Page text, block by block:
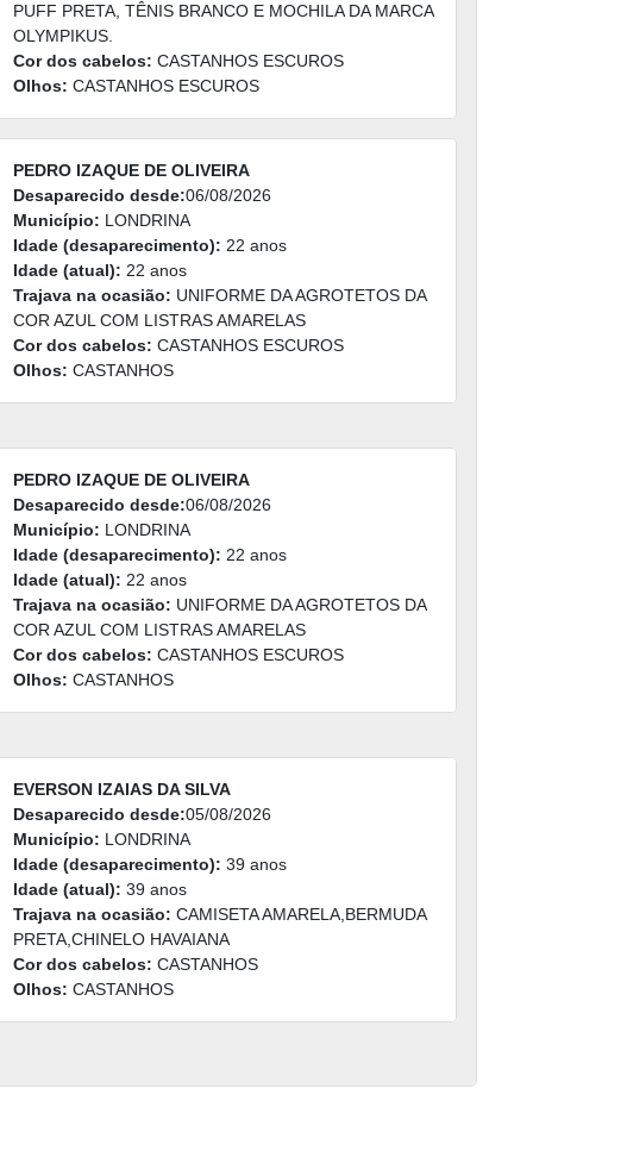
PUFF PRETA, TÊNIS BRANCO E MOCHILA DA MARCA
OLYMPIKUS.
Cor dos cabelos: CASTANHOS ESCUROS
Olhos: CASTANHOS ESCUROS
PEDRO IZAQUE DE OLIVEIRA
Desaparecido desde:06/08/2026
Município: LONDRINA
Idade (desaparecimento): 22 anos
Idade (atual): 22 anos
Trajava na ocasião: UNIFORME DA AGROTETOS DA
COR AZUL COM LISTRAS AMARELAS
Cor dos cabelos: CASTANHOS ESCUROS
Olhos: CASTANHOS
PEDRO IZAQUE DE OLIVEIRA
Desaparecido desde:06/08/2026
Município: LONDRINA
Idade (desaparecimento): 22 anos
Idade (atual): 22 anos
Trajava na ocasião: UNIFORME DA AGROTETOS DA
COR AZUL COM LISTRAS AMARELAS
Cor dos cabelos: CASTANHOS ESCUROS
Olhos: CASTANHOS
EVERSON IZAIAS DA SILVA
Desaparecido desde:05/08/2026
Município: LONDRINA
Idade (desaparecimento): 39 anos
Idade (atual): 39 anos
Trajava na ocasião: CAMISETA AMARELA,BERMUDA
PRETA,CHINELO HAVAIANA
Cor dos cabelos: CASTANHOS
Olhos: CASTANHOS